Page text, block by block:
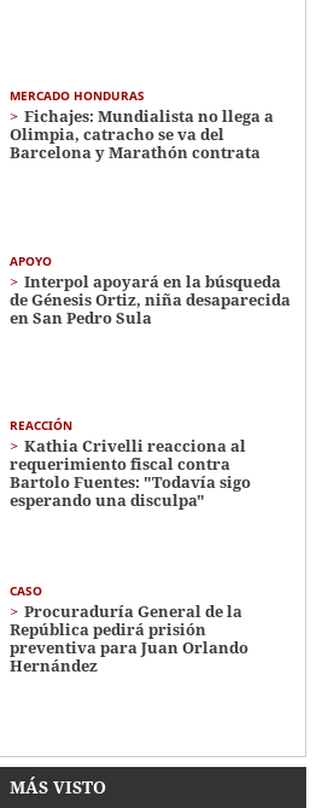
MERCADO HONDURAS
Fichajes: Mundialista no llega a
Olimpia, catracho se va del
Barcelona y Marathón contrata
APOYO
Interpol apoyará en la búsqueda
de Génesis Ortiz, niña desaparecida
en San Pedro Sula
REACCIÓN
Kathia Crivelli reacciona al
requerimiento fiscal contra
Bartolo Fuentes: "Todavía sigo
esperando una disculpa"
CASO
Procuraduría General de la
República pedirá prisión
preventiva para Juan Orlando
Hernández
MÁS VISTO